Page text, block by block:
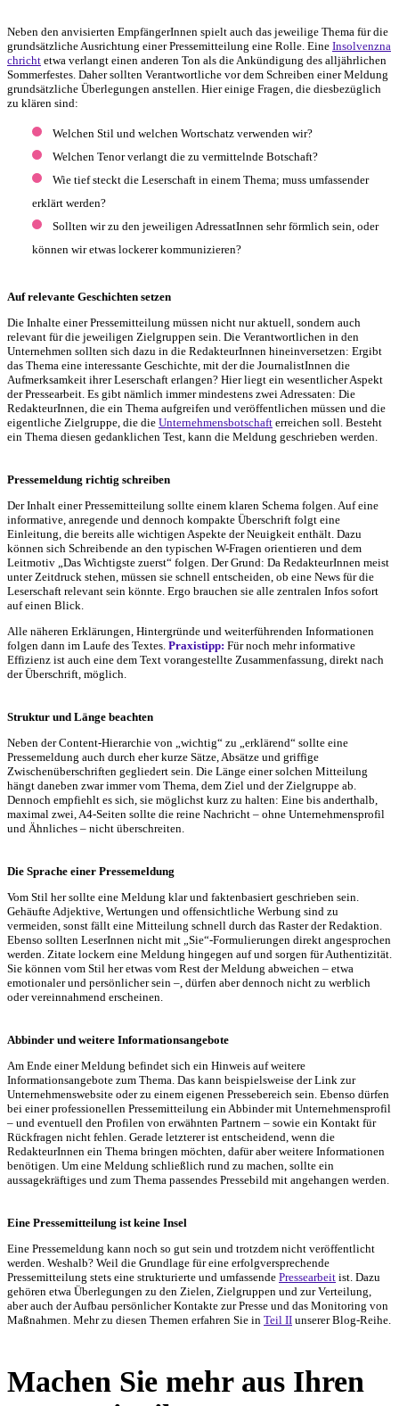
Neben den anvisierten EmpfängerInnen spielt auch das jeweilige Thema für die
grundsätzliche Ausrichtung einer Pressemitteilung eine Rolle. Eine Insolvenzna
chricht etwa verlangt einen anderen Ton als die Ankündigung des alljährlichen
Sommerfestes. Daher sollten Verantwortliche vor dem Schreiben einer Meldung
grundsätzliche Überlegungen anstellen. Hier einige Fragen, die diesbezüglich
zu klären sind:
Welchen Stil und welchen Wortschatz verwenden wir?
Welchen Tenor verlangt die zu vermittelnde Botschaft?
Wie tief steckt die Leserschaft in einem Thema; muss umfassender
erklärt werden?
Sollten wir zu den jeweiligen AdressatInnen sehr förmlich sein, oder
können wir etwas lockerer kommunizieren?
Auf relevante Geschichten setzen
Die Inhalte einer Pressemitteilung müssen nicht nur aktuell, sondern auch
relevant für die jeweiligen Zielgruppen sein. Die Verantwortlichen in den
Unternehmen sollten sich dazu in die RedakteurInnen hineinversetzen: Ergibt
das Thema eine interessante Geschichte, mit der die JournalistInnen die
Aufmerksamkeit ihrer Leserschaft erlangen? Hier liegt ein wesentlicher Aspekt
der Pressearbeit. Es gibt nämlich immer mindestens zwei Adressaten: Die
RedakteurInnen, die ein Thema aufgreifen und veröffentlichen müssen und die
eigentliche Zielgruppe, die die Unternehmensbotschaft erreichen soll. Besteht
ein Thema diesen gedanklichen Test, kann die Meldung geschrieben werden.
Pressemeldung richtig schreiben
Der Inhalt einer Pressemitteilung sollte einem klaren Schema folgen. Auf eine
informative, anregende und dennoch kompakte Überschrift folgt eine
Einleitung, die bereits alle wichtigen Aspekte der Neuigkeit enthält. Dazu
können sich Schreibende an den typischen W-Fragen orientieren und dem
Leitmotiv „Das Wichtigste zuerst“ folgen. Der Grund: Da RedakteurInnen meist
unter Zeitdruck stehen, müssen sie schnell entscheiden, ob eine News für die
Leserschaft relevant sein könnte. Ergo brauchen sie alle zentralen Infos sofort
auf einen Blick.
Alle näheren Erklärungen, Hintergründe und weiterführenden Informationen
folgen dann im Laufe des Textes. Praxistipp: Für noch mehr informative
Effizienz ist auch eine dem Text vorangestellte Zusammenfassung, direkt nach
der Überschrift, möglich.
Struktur und Länge beachten
Neben der Content-Hierarchie von „wichtig“ zu „erklärend“ sollte eine
Pressemeldung auch durch eher kurze Sätze, Absätze und griffige
Zwischenüberschriften gegliedert sein. Die Länge einer solchen Mitteilung
hängt daneben zwar immer vom Thema, dem Ziel und der Zielgruppe ab.
Dennoch empfiehlt es sich, sie möglichst kurz zu halten: Eine bis anderthalb,
maximal zwei, A4-Seiten sollte die reine Nachricht – ohne Unternehmensprofil
und Ähnliches – nicht überschreiten.
Die Sprache einer Pressemeldung
Vom Stil her sollte eine Meldung klar und faktenbasiert geschrieben sein.
Gehäufte Adjektive, Wertungen und offensichtliche Werbung sind zu
vermeiden, sonst fällt eine Mitteilung schnell durch das Raster der Redaktion.
Ebenso sollten LeserInnen nicht mit „Sie“-Formulierungen direkt angesprochen
werden. Zitate lockern eine Meldung hingegen auf und sorgen für Authentizität.
Sie können vom Stil her etwas vom Rest der Meldung abweichen – etwa
emotionaler und persönlicher sein –, dürfen aber dennoch nicht zu werblich
oder vereinnahmend erscheinen.
Abbinder und weitere Informationsangebote
Am Ende einer Meldung befindet sich ein Hinweis auf weitere
Informationsangebote zum Thema. Das kann beispielsweise der Link zur
Unternehmenswebsite oder zu einem eigenen Pressebereich sein. Ebenso dürfen
bei einer professionellen Pressemitteilung ein Abbinder mit Unternehmensprofil
– und eventuell den Profilen von erwähnten Partnern – sowie ein Kontakt für
Rückfragen nicht fehlen. Gerade letzterer ist entscheidend, wenn die
RedakteurInnen ein Thema bringen möchten, dafür aber weitere Informationen
benötigen. Um eine Meldung schließlich rund zu machen, sollte ein
aussagekräftiges und zum Thema passendes Pressebild mit angehangen werden.
Eine Pressemitteilung ist keine Insel
Eine Pressemeldung kann noch so gut sein und trotzdem nicht veröffentlicht
werden. Weshalb? Weil die Grundlage für eine erfolgversprechende
Pressemitteilung stets eine strukturierte und umfassende Pressearbeit ist. Dazu
gehören etwa Überlegungen zu den Zielen, Zielgruppen und zur Verteilung,
aber auch der Aufbau persönlicher Kontakte zur Presse und das Monitoring von
Maßnahmen. Mehr zu diesen Themen erfahren Sie in Teil II unserer Blog-Reihe.
Machen Sie mehr aus Ihren